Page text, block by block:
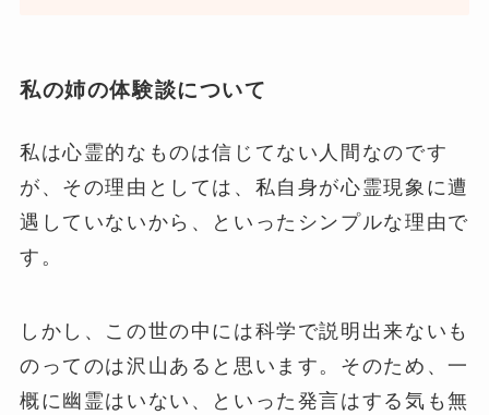
私の姉の体験談について
私は心霊的なものは信じてない人間なのです
が、その理由としては、私自身が心霊現象に遭
遇していないから、といったシンプルな理由で
す。
しかし、この世の中には科学で説明出来ないも
のってのは沢山あると思います。そのため、一
概に幽霊はいない、といった発言はする気も無